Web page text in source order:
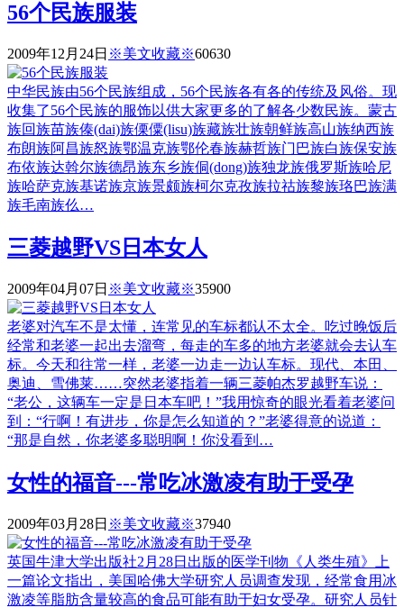
56个民族服装
2009年12月24日 ※美文收藏※60630
中华民族由56个民族组成，56个民族各有各的传统及风俗。现
收集了56个民族的服饰以供大家更多的了解各少数民族。蒙古
族回族苗族傣(dai)族傈僳(lisu)族藏族壮族朝鲜族高山族纳西族
布朗族阿昌族怒族鄂温克族鄂伦春族赫哲族门巴族白族保安族
布依族达斡尔族德昂族东乡族侗(dong)族独龙族俄罗斯族哈尼
族哈萨克族基诺族京族景颇族柯尔克孜族拉祜族黎族珞巴族满
族毛南族仫…
三菱越野VS日本女人
2009年04月07日 ※美文收藏※35900
老婆对汽车不是太懂，连常见的车标都认不太全。吃过晚饭后
经常和老婆一起出去溜弯，每走的车多的地方老婆就会去认车
标。今天和往常一样，老婆一边走一边认车标。现代、本田、
奥迪、雪佛莱……突然老婆指着一辆三菱帕杰罗越野车说：
“老公，这辆车一定是日本车吧！”我用惊奇的眼光看着老婆问
到：“行啊！有进步，你是怎么知道的？”老婆得意的说道：
“那是自然，你老婆多聪明啊！你没看到…
女性的福音---常吃冰激凌有助于受孕
2009年03月28日 ※美文收藏※37940
英国牛津大学出版社2月28日出版的医学刊物《人类生殖》上
一篇论文指出，美国哈佛大学研究人员调查发现，经常食用冰
激凌等脂肪含量较高的食品可能有助于妇女受孕。研究人员针